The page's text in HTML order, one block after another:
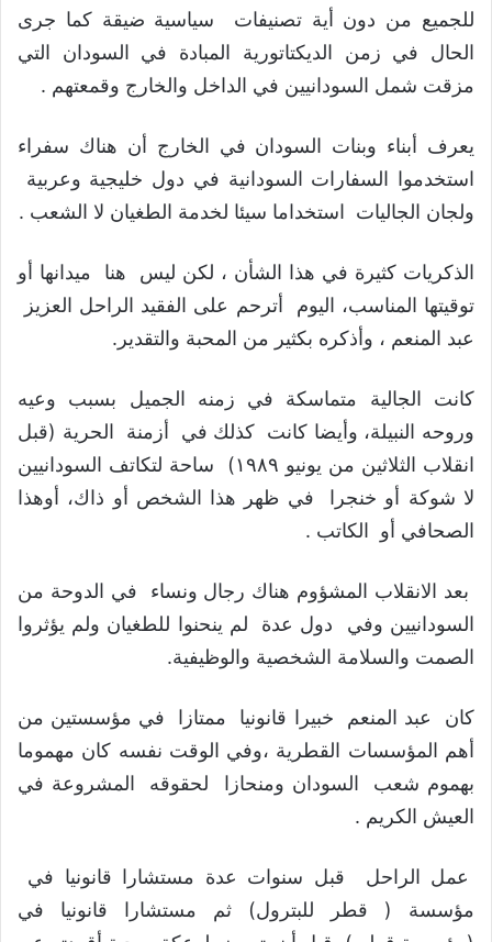
للجميع من دون أية تصنيفات سياسية ضيقة كما جرى
الحال في زمن الديكتاتورية المبادة في السودان التي
مزقت شمل السودانيين في الداخل والخارج وقمعتهم .
يعرف أبناء وبنات السودان في الخارج أن هناك سفراء
استخدموا السفارات السودانية في دول خليجية وعربية
ولجان الجاليات استخداما سيئا لخدمة الطغيان لا الشعب .
الذكريات كثيرة في هذا الشأن ، لكن ليس هنا ميدانها أو
توقيتها المناسب، اليوم أترحم على الفقيد الراحل العزيز
عبد المنعم ، وأذكره بكثير من المحبة والتقدير.
كانت الجالية متماسكة في زمنه الجميل بسبب وعيه
وروحه النبيلة، وأيضا كانت كذلك في أزمنة الحرية (قبل
انقلاب الثلاثين من يونيو ١٩٨٩) ساحة لتكاتف السودانيين
لا شوكة أو خنجرا في ظهر هذا الشخص أو ذاك، أوهذا
الصحافي أو الكاتب .
بعد الانقلاب المشؤوم هناك رجال ونساء في الدوحة من
السودانيين وفي دول عدة لم ينحنوا للطغيان ولم يؤثروا
الصمت والسلامة الشخصية والوظيفية.
كان عبد المنعم خبيرا قانونيا ممتازا في مؤسستين من
أهم المؤسسات القطرية ،وفي الوقت نفسه كان مهموما
بهموم شعب السودان ومنحازا لحقوقه المشروعة في
العيش الكريم .
عمل الراحل قبل سنوات عدة مستشارا قانونيا في
مؤسسة ( قطر للبترول) ثم مستشارا قانونيا في